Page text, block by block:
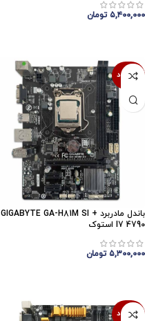
۵,۴۰۰,۰۰۰ تومان
ناموجود
باندل مادربرد GIGABYTE GA-H81M SI +
I7 4790 استوک
۵,۳۰۰,۰۰۰ تومان
ناموجود